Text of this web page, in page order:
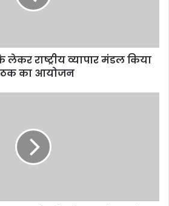
लेकर राष्ट्रीय व्यापार मंडल किया
का आयोजन